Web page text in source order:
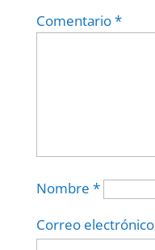
Comentario*
Nombre *
Correo electrónico